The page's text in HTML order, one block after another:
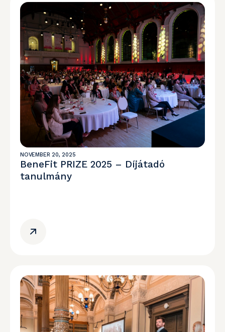
NOVEMBER 20, 2025
BeneFit PRIZE 2025 – Díjátadó
tanulmány